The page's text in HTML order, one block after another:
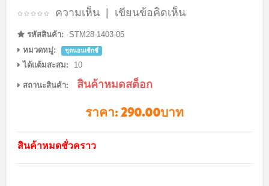
ความเห็น เขียนข้อคิดเห็น
รหัสสินค้า:
STM28-1403-05
หมวดหมู่:
ชุดนอนเซ็กซี่
ได้แต้มสะสม: 10
สถานะสินค้า: สินค้าหมดสต็อก
ราคา:290.00บาท
สินค้าหมดชั่วคราว